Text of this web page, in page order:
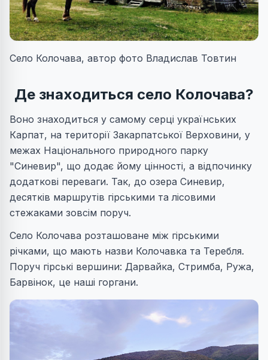
Село Колочава, автор фото Владислав Товтин
Де знаходиться село Колочава?
Воно знаходиться у самому серці українських
Карпат, на території Закарпатської Верховини, у
межах Національного природного парку
"Синевир", що додає йому цінності, а відпочинку
додаткові переваги. Так, до озера Синевир,
десятків маршрутів гірськими та лісовими
стежаками зовсім поруч.
Село Колочава розташоване між гірськими
річками, що мають назви Колочавка та Теребля.
Поруч гірські вершини: Дарвайка, Стримба, Ружа,
Барвінок, це наші горгани.